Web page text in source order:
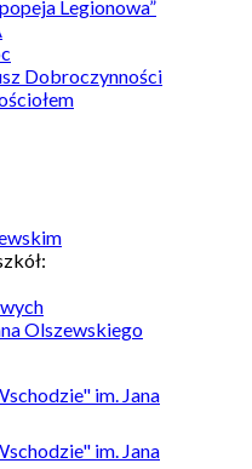
Legionowa”
Dobroczynności
Olszewskiego